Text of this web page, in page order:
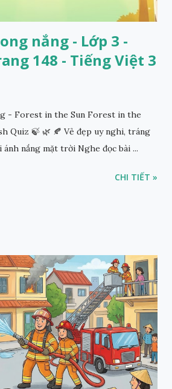
nắng - Lớp 3 -
148 - Tiếng Việt 3
- Forest in the Sun Forest in the
Quiz 🍃 🌿 🍂 Vẻ đẹp uy nghi, tráng
nắng mặt trời Nghe đọc bài ...
CHI TIẾT »